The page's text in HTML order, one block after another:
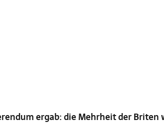
ergab: die Mehrheit der Briten